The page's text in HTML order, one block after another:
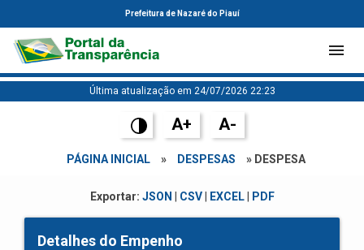
Prefeitura de Nazaré do Piauí
Última atualização em 24/07/2026 22:23
A+ A-
PÁGINA INICIAL » DESPESAS » DESPESA
Exportar: JSON CSV| EXCEL| PDF
Detalhes do Empenho